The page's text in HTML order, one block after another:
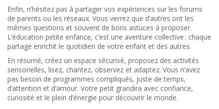
Enfin, n’hésitez pas à partager vos expériences sur les forums
de parents ou les réseaux. Vous verrez que d’autres ont les
mêmes questions et souvent de bons astuces à proposer.
L’éducation petite enfance, c’est une aventure collective : chaque
partage enrichit le quotidien de votre enfant et des autres.
En résumé, créez un espace sécurisé, proposez des activités
sensorielles, lisez, chantez, observez et adaptez. Vous n’avez
pas besoin de programmes compliqués, juste de temps,
d’attention et d’amour. Votre petit grandira avec confiance,
curiosité et le plein d’énergie pour découvrir le monde.